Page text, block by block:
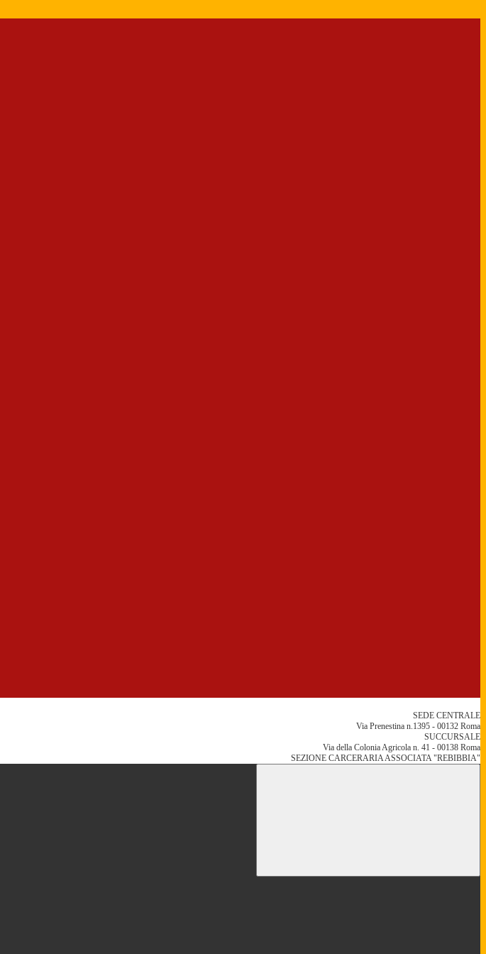
SEDE CENTRALE
Via Prenestina n.1395 - 00132 Roma
SUCCURSALE
Via della Colonia Agricola n. 41 - 00138 Roma
SEZIONE CARCERARIA ASSOCIATA "REBIBBIA"